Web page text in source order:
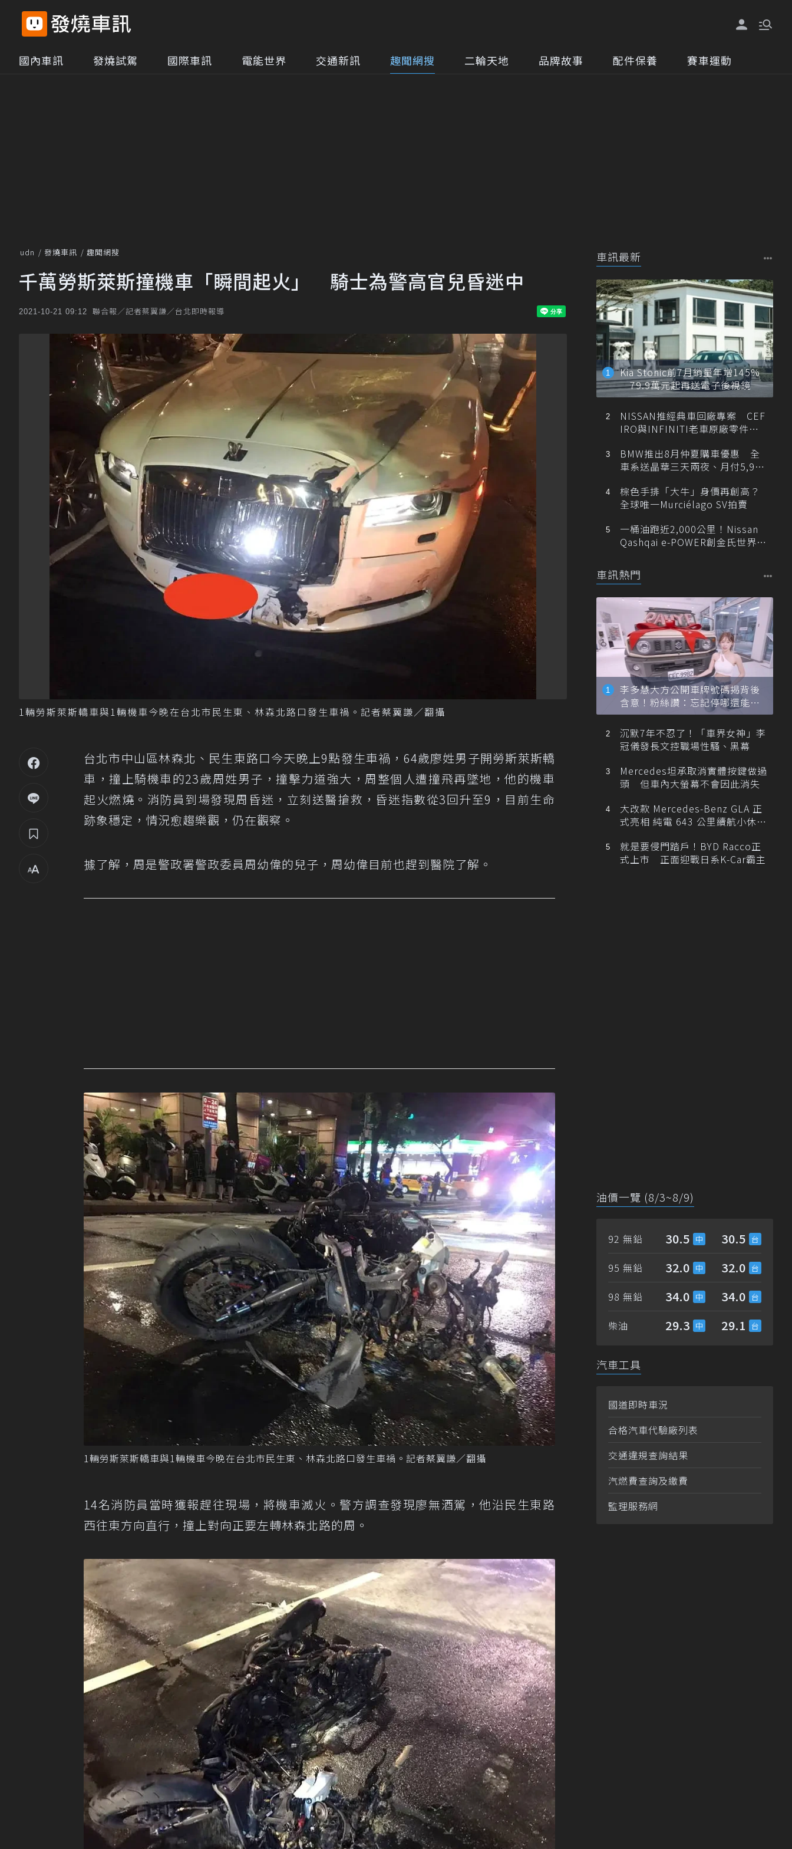
國內車訊 發燒試駕 國際車訊 電能世界 交通新訊 趣聞網搜 二輪天地 品牌故事 配件保養 賽車運動
udn 發燒車訊 趣聞網搜
千萬勞斯萊斯撞機車「瞬間起火」 騎士為警高官兒昏迷中
2021-10-21 09:12 聯合報／記者蔡翼謙／台北即時報導
1輛勞斯萊斯轎車與1輛機車今晚在台北市民生東、林森北路口發生車禍。記者蔡翼謙／翻攝
台北市中山區林森北、民生東路口今天晚上9點發生車禍，64歲廖姓男子開勞斯萊斯轎
車，撞上騎機車的23歲周姓男子，撞擊力道強大，周整個人遭撞飛再墜地，他的機車
起火燃燒。消防員到場發現周昏迷，立刻送醫搶救，昏迷指數從3回升至9，目前生命
跡象穩定，情況愈趨樂觀，仍在觀察。
據了解，周是警政署警政委員周幼偉的兒子，周幼偉目前也趕到醫院了解。
1輛勞斯萊斯轎車與1輛機車今晚在台北市民生東、林森北路口發生車禍。記者蔡翼謙／翻攝
14名消防員當時獲報趕往現場，將機車滅火。警方調查發現廖無酒駕，他沿民生東路
西往東方向直行，撞上對向正要左轉林森北路的周。
車訊最新
Kia Stonic前7月銷量年增145%
79.9萬元起再送電子後視鏡
NISSAN推經典車回廠專案 CEF
IRO與INFINITI老車原廠零件最
BMW推出8月仲夏購車優惠 全
車系送晶華三天兩夜、月付5,900
棕色手排「大牛」身價再創高？
全球唯一Murciélago SV拍賣
一桶油跑近2,000公里！Nissan
Qashqai e-POWER創金氏世界紀
車訊熱門
李多慧大方公開車牌號碼揭背後
含意！粉絲讚：忘記停哪還能幫
忙找車
沉默7年不忍了！「車界女神」李
冠儀發長文控職場性騷、黑幕
Mercedes坦承取消實體按鍵做過
頭 但車內大螢幕不會因此消失
大改款 Mercedes-Benz GLA 正
式亮相 純電 643 公里續航小休
就是要侵門踏戶！BYD Racco正
式上市 正面迎戰日系K-Car霸主
油價一覽 (8/3~8/9)
92 無鉛 30.5 30.5
95 無鉛 32.0 32.0
98 無鉛 34.0 34.0
柴油 29.3 29.1
汽車工具
國道即時車況
合格汽車代驗廠列表
交通違規查詢結果
汽燃費查詢及繳費
監理服務網